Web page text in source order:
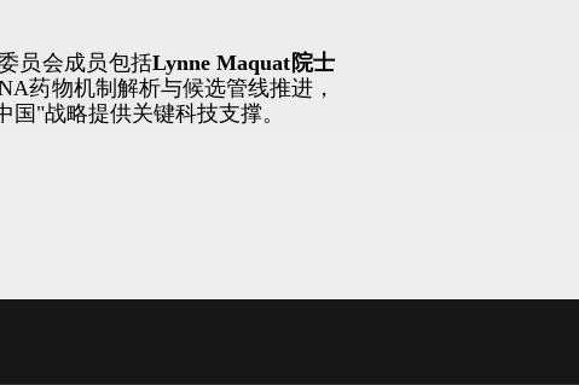
员会成员包括Lynne Maquat院士
药物机制解析与候选管线推进，
"战略提供关键科技支撑。